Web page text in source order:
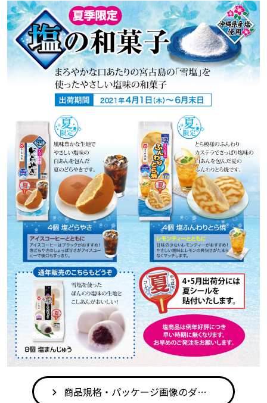
商品規格・パッケージ画像のダウンロードはこちら